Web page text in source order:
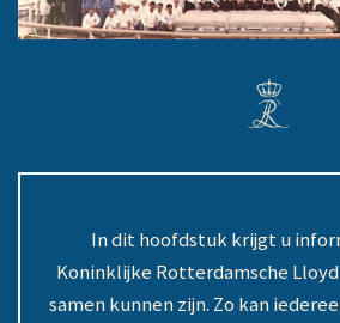
In dit hoofdstuk krijgt u
Koninklijke Rotterdamsche
samen kunnen zijn. Zo kan